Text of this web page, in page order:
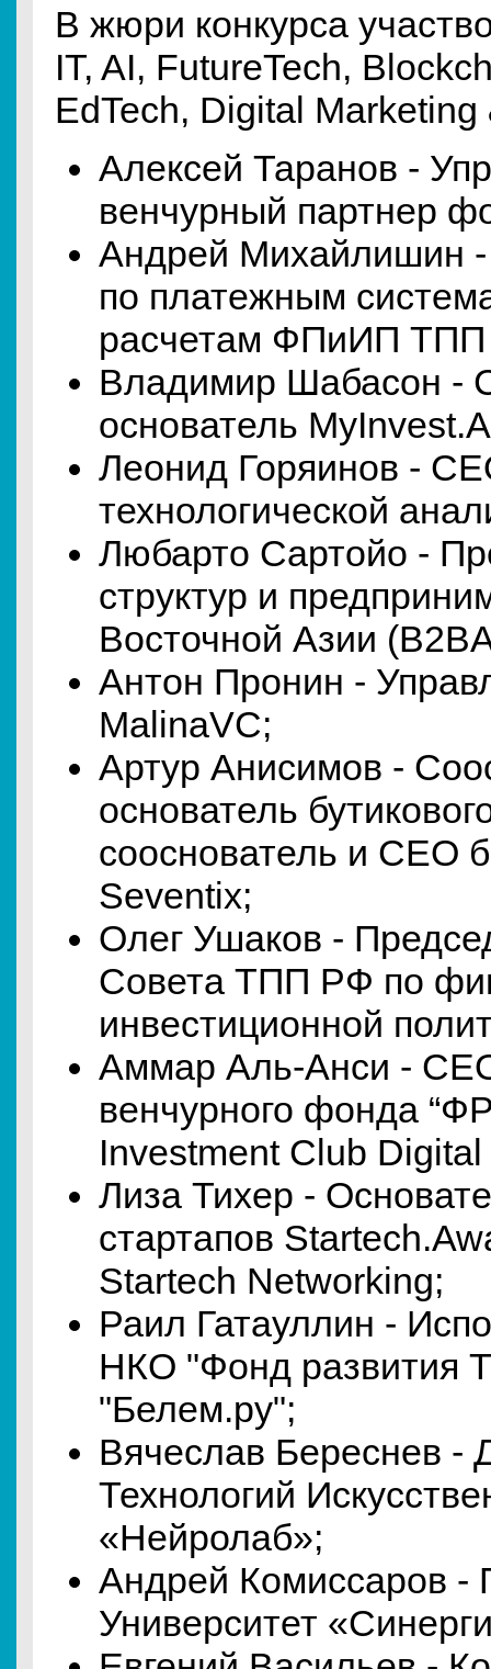
В жюри конкурса
IT, AI, FutureTech,
EdTech, Digital
Алексей Таранов -
венчурный партнер
Андрей Михайлишин -
по платежным
расчетам ФПиИП
Владимир Шабасон -
основатель
Леонид Горяинов -
технологической
Любарто Сартойо -
структур и
Восточной Азии
Антон Пронин -
MalinaVC;
Артур Анисимов -
основатель
сооснователь и СЕО
Seventix;
Олег Ушаков -
Совета ТПП РФ по
инвестиционной
Аммар Аль-Анси -
венчурного фонда
Investment Club
Лиза Тихер -
стартапов
Startech Networking;
Раил Гатауллин -
НКО "Фонд развития
"Белем.ру";
Вячеслав Береснев -
Технологий
«Нейролаб»;
Андрей Комиссаров -
Университет